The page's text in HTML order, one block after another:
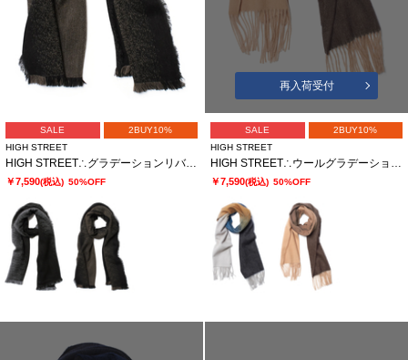
SALE
2BUY10%
HIGH STREET
HIGH STREET∴グラデーションリバーシブルマフラー
￥7,590(税込) 50%OFF
再入荷受付
SALE
2BUY10%
HIGH STREET
HIGH STREET∴ウールグラデーションマフラー
￥7,590(税込) 50%OFF